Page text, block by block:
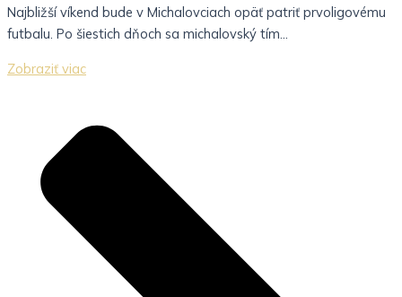
Najbližší víkend bude v Michalovciach opäť patriť prvoligovému
futbalu. Po šiestich dňoch sa michalovský tím...
Zobraziť viac